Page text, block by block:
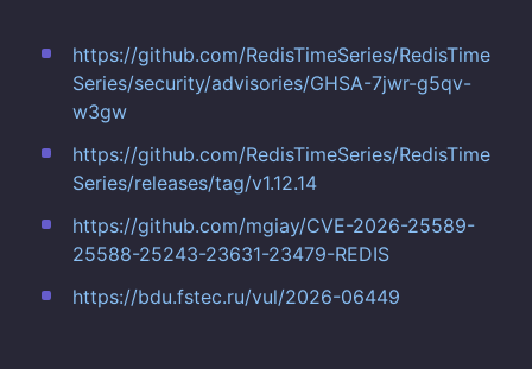
https://github.com/RedisTimeSeries/RedisTime
Series/security/advisories/GHSA-7jwr-g5qv-
w3gw
https://github.com/RedisTimeSeries/RedisTime
Series/releases/tag/v1.12.14
https://github.com/mgiay/CVE-2026-25589-
25588-25243-23631-23479-REDIS
https://bdu.fstec.ru/vul/2026-06449